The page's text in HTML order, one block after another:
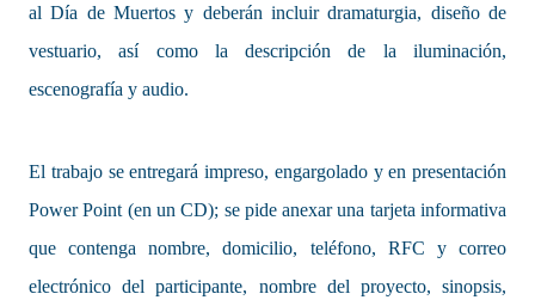
al Día de Muertos y deberán incluir dramaturgia, diseño de
vestuario, así como la descripción de la iluminación,
escenografía y audio.
El trabajo se entregará impreso, engargolado y en presentación
Power Point (en un CD); se pide anexar una tarjeta informativa
que contenga nombre, domicilio, teléfono, RFC y correo
electrónico del participante, nombre del proyecto, sinopsis,